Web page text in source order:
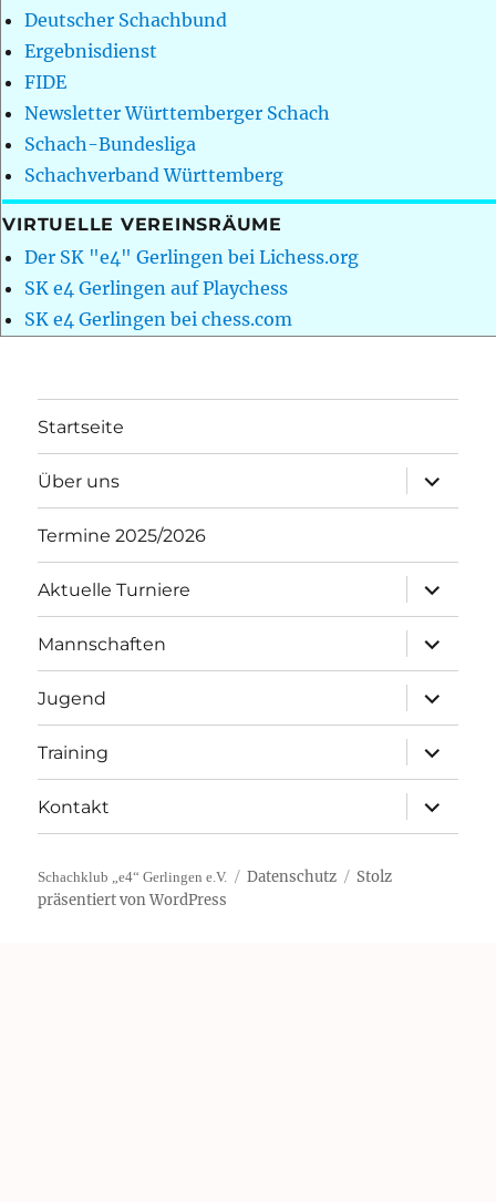
Deutscher Schachbund
Ergebnisdienst
FIDE
Newsletter Württemberger Schach
Schach-Bundesliga
Schachverband Württemberg
VIRTUELLE VEREINSRÄUME
Der SK "e4" Gerlingen bei Lichess.org
SK e4 Gerlingen auf Playchess
SK e4 Gerlingen bei chess.com
Startseite
Über uns
öffnen
Termine 2025/2026
Aktuelle Turniere
öffnen
Mannschaften
öffnen
Jugend
öffnen
Training
öffnen
Kontakt
öffnen
Schachklub „e4“ Gerlingen e.V. Datenschutz
Stolz
präsentiert von WordPress